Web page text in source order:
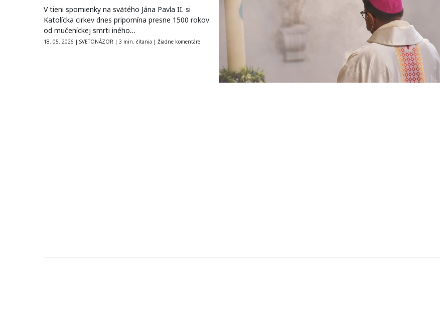
V tieni spomienky na svätého Jána Pavla II. si
Katolícka cirkev dnes pripomína presne 1500 rokov
od mučeníckej smrti iného…
18. 05. 2026 | SVETONÁZOR | 3 min. čítania | Žiadne komentáre